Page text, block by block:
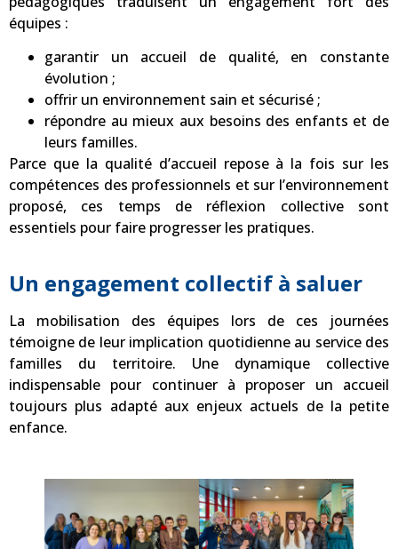
équipes :
garantir un accueil de qualité, en constante
évolution ;
offrir un environnement sain et sécurisé ;
répondre au mieux aux besoins des enfants et de
leurs familles.
Parce que la qualité d’accueil repose à la fois sur les
compétences des professionnels et sur l’environnement
proposé, ces temps de réflexion collective sont
essentiels pour faire progresser les pratiques.
Un engagement collectif à saluer
La mobilisation des équipes lors de ces journées
témoigne de leur implication quotidienne au service des
familles du territoire. Une dynamique collective
indispensable pour continuer à proposer un accueil
toujours plus adapté aux enjeux actuels de la petite
enfance.